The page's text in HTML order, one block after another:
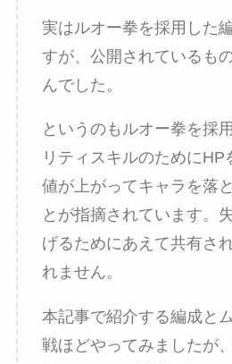
実はルオー拳を採用した
すが、公開されているも
んでした。
というのもルオー拳を採
リティスキルのためにHP
値が上がってキャラを落
とが指摘されています。
げるためにあえて共有さ
れません。
本記事で紹介する編成と
戦ほどやってみましたが